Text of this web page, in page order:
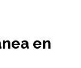
en